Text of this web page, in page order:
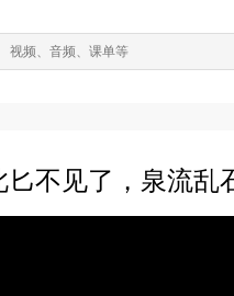
不见了，泉流乱